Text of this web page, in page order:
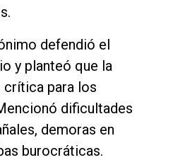
defendió el
y planteó que la
crítica para los
dificultades
demoras en
burocráticas.